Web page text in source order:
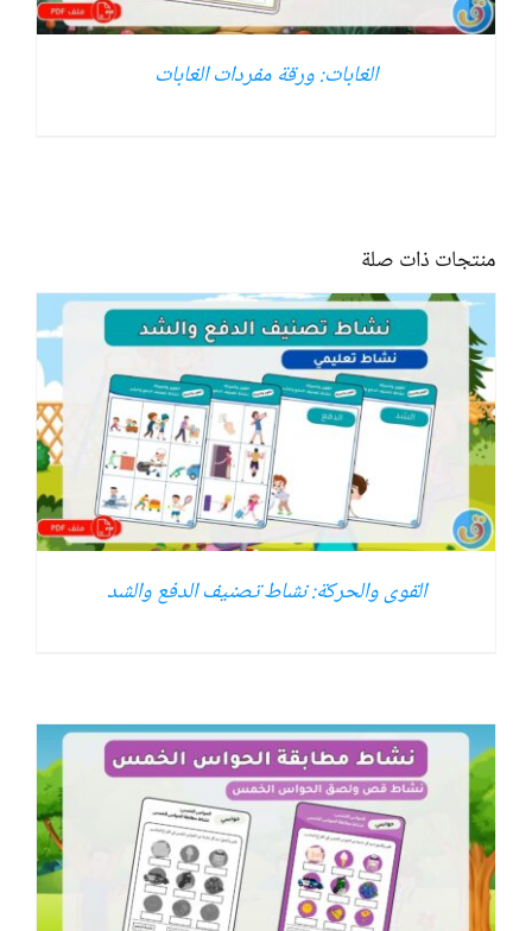
الغابات: ورقة مفردات الغابات
منتجات ذات صلة
القوى والحركة: نشاط تصنيف الدفع والشد